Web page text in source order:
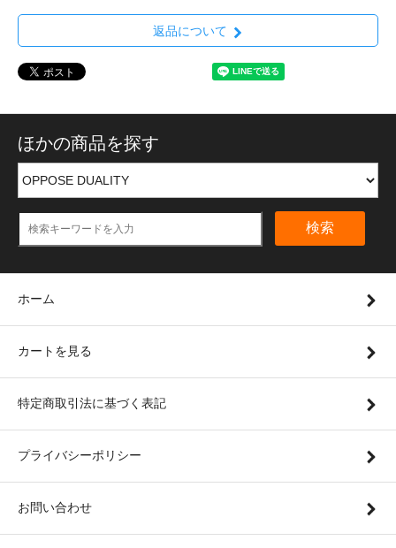
返品について
ほかの商品を探す
検索
ホーム
カートを見る
特定商取引法に基づく表記
プライバシーポリシー
お問い合わせ